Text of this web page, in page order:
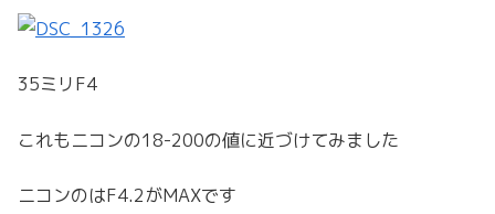
35ミリF4
これもニコンの18-200の値に近づけてみました
ニコンのはF4.2がMAXです